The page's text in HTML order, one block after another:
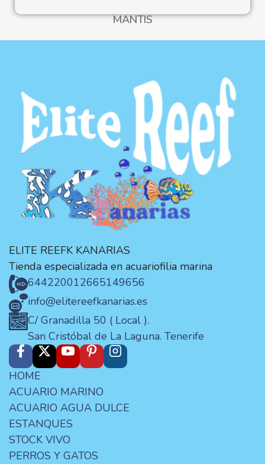
MANTIS
ELITE REEFK KANARIAS
Tienda especializada en acuariofilia marina
644220012665149656
info@elitereefkanarias.es
C/ Granadilla 50 ( Local ).
San Cristóbal de La Laguna. Tenerife
HOME
ACUARIO MARINO
ACUARIO AGUA DULCE
ESTANQUES
STOCK VIVO
PERROS Y GATOS